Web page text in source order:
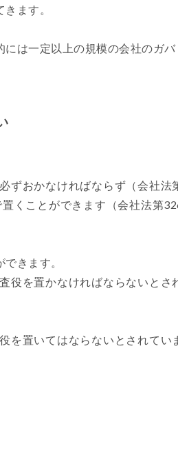
ます。
は一定以上の規模の会社のガバ
ずおかなければならず（会社法
くことができます（会社法第
きます。
役を置かなければならないとさ
を置いてはならないとされてい